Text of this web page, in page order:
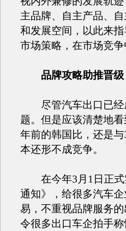
主品牌、自主产品、
和发展空间，以此来
市场策略，在市场竞
品牌攻略助推晋级
尽管汽车出口已经
题。但是应该清楚地
年前的韩国比，还是
本还形不成竞争。
在今年3月1日正式
通知》，给很多汽车
易，不重视品牌服务
令很多出口车企拍手